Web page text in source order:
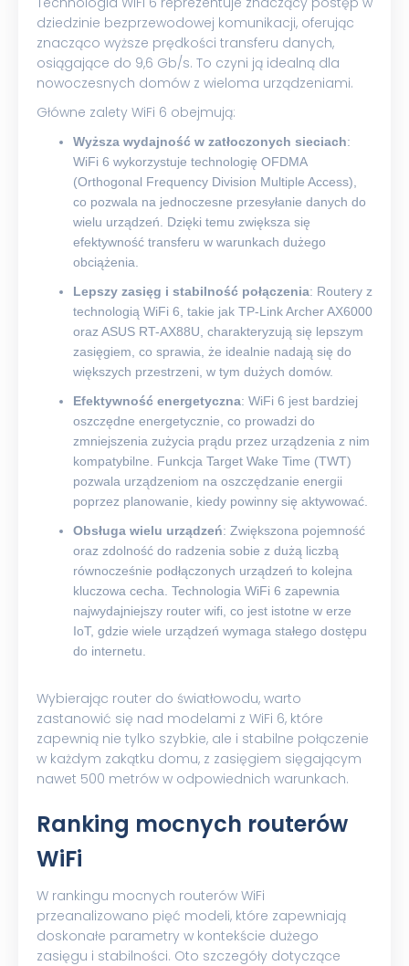
dziedzinie bezprzewodowej komunikacji, oferując
znacząco wyższe prędkości transferu danych,
osiągające do 9,6 Gb/s. To czyni ją idealną dla
nowoczesnych domów z wieloma urządzeniami.
Główne zalety WiFi 6 obejmują:
Wyższa wydajność w zatłoczonych sieciach:
WiFi 6 wykorzystuje technologię OFDMA
(Orthogonal Frequency Division Multiple Access),
co pozwala na jednoczesne przesyłanie danych do
wielu urządzeń. Dzięki temu zwiększa się
efektywność transferu w warunkach dużego
obciążenia.
Lepszy zasięg i stabilność połączenia: Routery z
technologią WiFi 6, takie jak TP-Link Archer AX6000
oraz ASUS RT-AX88U, charakteryzują się lepszym
zasięgiem, co sprawia, że idealnie nadają się do
większych przestrzeni, w tym dużych domów.
Efektywność energetyczna: WiFi 6 jest bardziej
oszczędne energetycznie, co prowadzi do
zmniejszenia zużycia prądu przez urządzenia z nim
kompatybilne. Funkcja Target Wake Time (TWT)
pozwala urządzeniom na oszczędzanie energii
poprzez planowanie, kiedy powinny się aktywować.
Obsługa wielu urządzeń: Zwiększona pojemność
oraz zdolność do radzenia sobie z dużą liczbą
równocześnie podłączonych urządzeń to kolejna
kluczowa cecha. Technologia WiFi 6 zapewnia
najwydajniejszy router wifi, co jest istotne w erze
IoT, gdzie wiele urządzeń wymaga stałego dostępu
do internetu.
Wybierając router do światłowodu, warto
zastanowić się nad modelami z WiFi 6, które
zapewnią nie tylko szybkie, ale i stabilne połączenie
w każdym zakątku domu, z zasięgiem sięgającym
nawet 500 metrów w odpowiednich warunkach.
Ranking mocnych routerów
WiFi
W rankingu mocnych routerów WiFi
przeanalizowano pięć modeli, które zapewniają
doskonałe parametry w kontekście dużego
zasięgu i stabilności. Oto szczegóły dotyczące